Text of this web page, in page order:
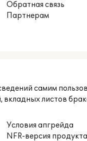
Обратная связь
Партнерам
самим
вкладных листов
Условия апгрейда
NFR-версия продукта